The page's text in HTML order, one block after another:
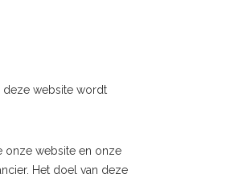
deze website wordt
onze website en onze
Het doel van deze